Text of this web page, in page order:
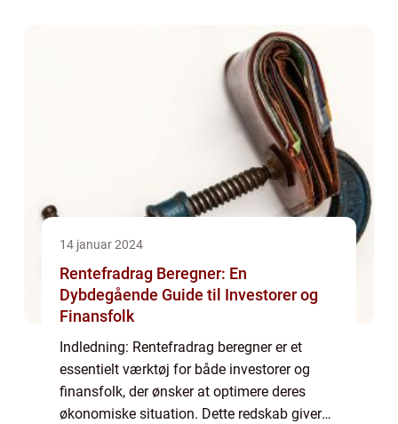
14 januar 2024
Rentefradrag Beregner: En
Dybdegående Guide til Investorer og
Finansfolk
Indledning: Rentefradrag beregner er et
essentielt værktøj for både investorer og
finansfolk, der ønsker at optimere deres
økonomiske situation. Dette redskab giver